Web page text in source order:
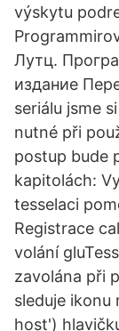
výskytu
Лутц.
издание
seriálu jsme
nutné při
postup bude
kapitolách:
tesselaci
Registrace
volání
zavolána při
sleduje
host')